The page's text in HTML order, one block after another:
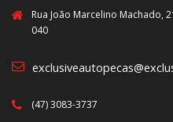
Rua João Marcelino Machado,
040
(47) 3083-3737